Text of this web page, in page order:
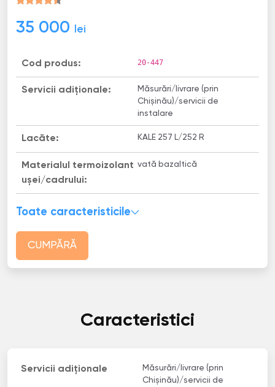
35 000 lei
Cod produs: 20-447
Servicii adiționale:
Măsurări/livrare (prin
Chișinău)/servicii de
instalare
Lacăte: KALE 257 L/252 R
Materialul termoizolant
uşei/cadrului:
vată bazaltică
Toate caracteristicile
CUMPĂRĂ
Caracteristici
Servicii adiționale
Măsurări/livrare (prin
Chișinău)/servicii de